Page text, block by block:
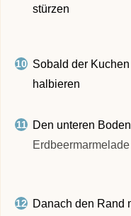
stürzen
Sobald der
halbieren
Den unteren
Erdbeermarmelade
Danach den Rand